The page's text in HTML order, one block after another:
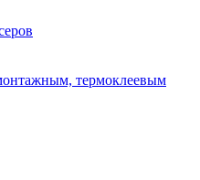
термоклеевым